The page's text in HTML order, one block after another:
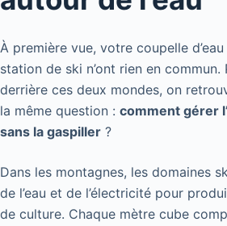
À première vue, votre coupelle
station de ski n’ont rien en commun.
derrière ces deux mondes, on
la même question : comment gérer
sans la gaspiller ?
Dans les montagnes, les domaines
de l’eau et de l’électricité pour
de culture. Chaque mètre cube